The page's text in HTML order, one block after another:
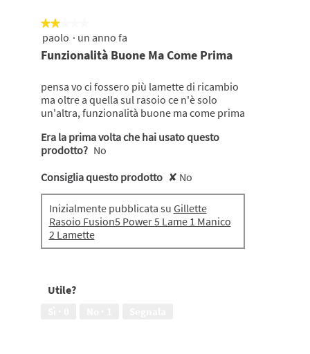
★★★★★
★★★★★
2
5
paolo · un anno fa
Funzionalità Buone Ma Come Prima
pensa vo ci fossero più lamette di ricambio
ma oltre a quella sul rasoio ce n'è solo
un'altra, funzionalità buone ma come prima
Era la prima volta che hai usato questo
prodotto? No
Consiglia questo prodotto ✘ No
Inizialmente pubblicata su Gillette
Rasoio Fusion5 Power 5 Lame 1 Manico
2 Lamette
Utile?